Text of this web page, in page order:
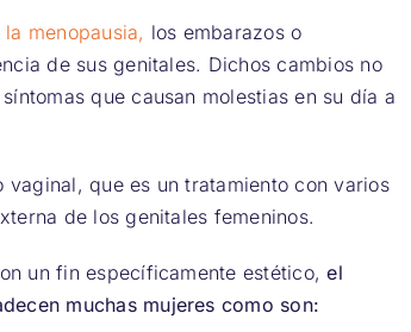
la menopausia, los embarazos o
de sus genitales. Dichos cambios no
que causan molestias en su día a
vaginal, que es un tratamiento con varios
de los genitales femeninos.
un fin específicamente estético,el
muchas mujeres como son: